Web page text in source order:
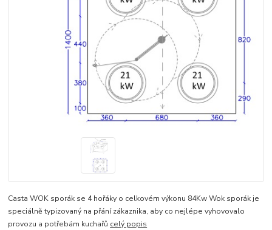
Casta WOK sporák se 4 hořáky o celkovém výkonu 84Kw Wok sporák je
speciálně typizovaný na přání zákaznika, aby co nejlépe vyhovovalo
provozu a potřebám kuchařů celý popis